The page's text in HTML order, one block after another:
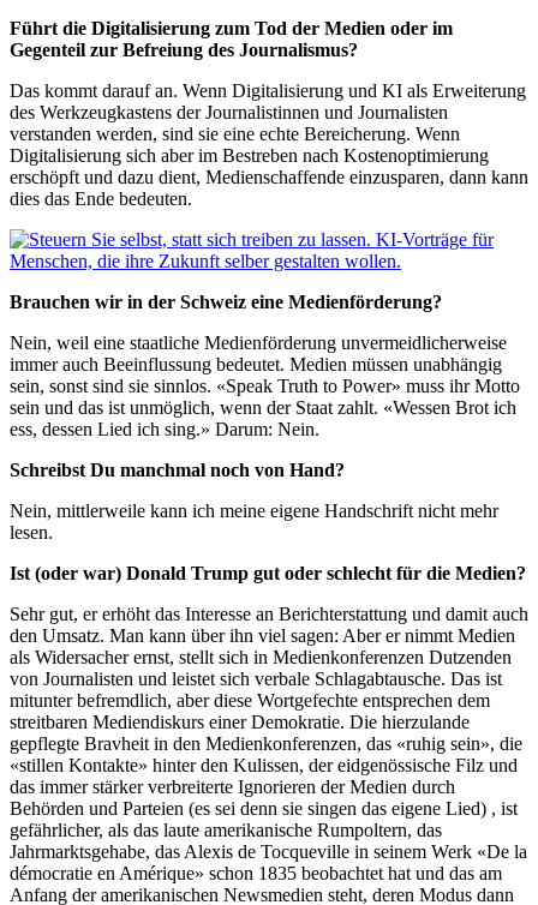
Führt die Digitalisierung zum Tod der Medien oder im
Gegenteil zur Befreiung des Journalismus?
Das kommt darauf an. Wenn Digitalisierung und KI als Erweiterung
des Werkzeugkastens der Journalistinnen und Journalisten
verstanden werden, sind sie eine echte Bereicherung. Wenn
Digitalisierung sich aber im Bestreben nach Kostenoptimierung
erschöpft und dazu dient, Medienschaffende einzusparen, dann kann
dies das Ende bedeuten.
Brauchen wir in der Schweiz eine Medienförderung?
Nein, weil eine staatliche Medienförderung unvermeidlicherweise
immer auch Beeinflussung bedeutet. Medien müssen unabhängig
sein, sonst sind sie sinnlos. «Speak Truth to Power» muss ihr Motto
sein und das ist unmöglich, wenn der Staat zahlt. «Wessen Brot ich
ess, dessen Lied ich sing.» Darum: Nein.
Schreibst Du manchmal noch von Hand?
Nein, mittlerweile kann ich meine eigene Handschrift nicht mehr
lesen.
Ist (oder war) Donald Trump gut oder schlecht für die Medien?
Sehr gut, er erhöht das Interesse an Berichterstattung und damit auch
den Umsatz. Man kann über ihn viel sagen: Aber er nimmt Medien
als Widersacher ernst, stellt sich in Medienkonferenzen Dutzenden
von Journalisten und leistet sich verbale Schlagabtausche. Das ist
mitunter befremdlich, aber diese Wortgefechte entsprechen dem
streitbaren Mediendiskurs einer Demokratie. Die hierzulande
gepflegte Bravheit in den Medienkonferenzen, das «ruhig sein», die
«stillen Kontakte» hinter den Kulissen, der eidgenössische Filz und
das immer stärker verbreiterte Ignorieren der Medien durch
Behörden und Parteien (es sei denn sie singen das eigene Lied) , ist
gefährlicher, als das laute amerikanische Rumpoltern, das
Jahrmarktsgehabe, das Alexis de Tocqueville in seinem Werk «De la
démocratie en Amérique» schon 1835 beobachtet hat und das am
Anfang der amerikanischen Newsmedien steht, deren Modus dann